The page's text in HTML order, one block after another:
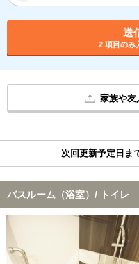
送
2 項目のみ
家族や友
次回更新予定日ま
バスルーム（浴室）/ トイレ